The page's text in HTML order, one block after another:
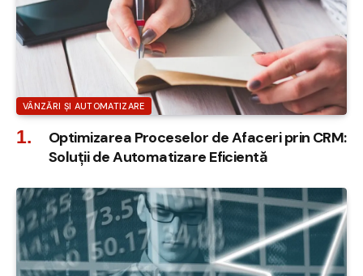
VÂNZĂRI ȘI AUTOMATIZARE
Optimizarea Proceselor de Afaceri prin CRM:
Soluții de Automatizare Eficientă